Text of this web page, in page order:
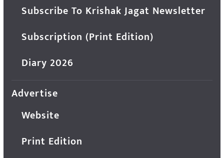
Subscribe To Krishak Jagat Newsletter
Subscription (Print Edition)
Diary 2026
Advertise
Website
Print Edition